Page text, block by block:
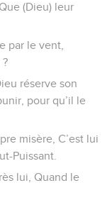
(Dieu) leur
par le vent,
réserve son
pour qu’il le
misère, C’est lui
Puissant.
lui, Quand le